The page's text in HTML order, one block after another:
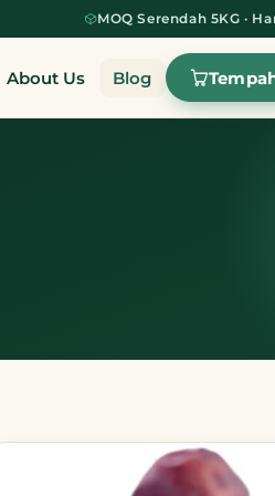
MOQ Serendah 5KG ·
About Us Blog